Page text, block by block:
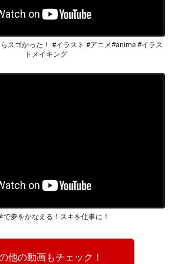
スゴかった！ #イラスト #アニメ#anime #イラス
トメイキング
で夢をかなえる！スキを仕事に！
他の動画もチェック！